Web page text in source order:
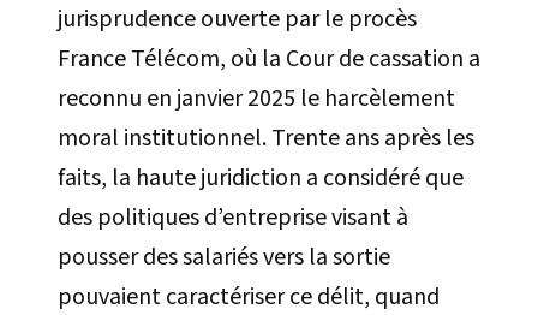
jurisprudence ouverte par le procès
France Télécom, où la Cour de cassation a
reconnu en janvier 2025 le harcèlement
moral institutionnel. Trente ans après les
faits, la haute juridiction a considéré que
des politiques d’entreprise visant à
pousser des salariés vers la sortie
pouvaient caractériser ce délit, quand